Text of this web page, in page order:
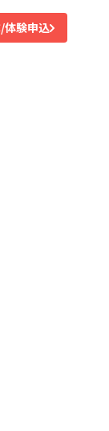
体験申込